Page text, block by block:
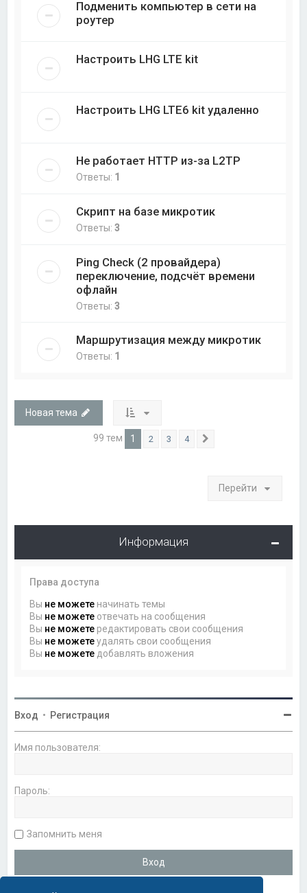
Подменить компьютер в сети на
роутер
Настроить LHG LTE kit
Настроить LHG LTE6 kit удаленно
Не работает HTTP из-за L2TP
Ответы: 1
Скрипт на базе микротик
Ответы:3
Ping Check (2 провайдера)
переключение, подсчёт времени
офлайн
Ответы:3
Маршрутизация между микротик
Ответы: 1
Новая тема
99 тем 1 2 3 4
Перейти
Информация
Права доступа
Вы не можете начинать темы
Вы не можете отвечать на сообщения
Вы не можете редактировать свои сообщения
Вы не можетеудалять свои сообщения
Вы не можете добавлять вложения
Вход • Регистрация
Имя пользователя:
Пароль:
Запомнить меня